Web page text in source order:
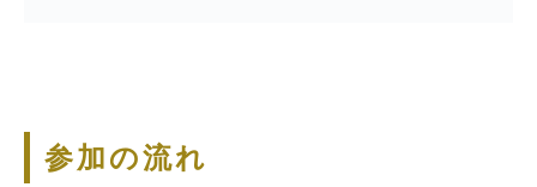
参加の流れ